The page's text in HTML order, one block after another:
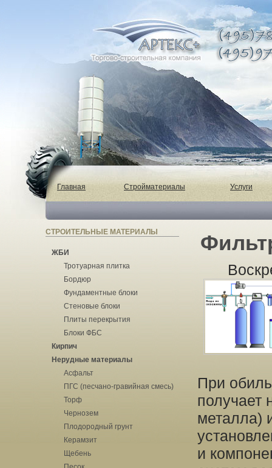
Главная Стройматериалы Услуги
СТРОИТЕЛЬНЫЕ МАТЕРИАЛЫ
ЖБИ
Тротуарная плитка
Бордюр
Фундаментные блоки
Стеновые блоки
Плиты перекрытия
Блоки ФБС
Кирпич
Нерудные материалы
Асфальт
ПГС (песчано-гравийная смесь)
Торф
Чернозем
Плодородный грунт
Керамзит
Щебень
При
получает
металла)
и